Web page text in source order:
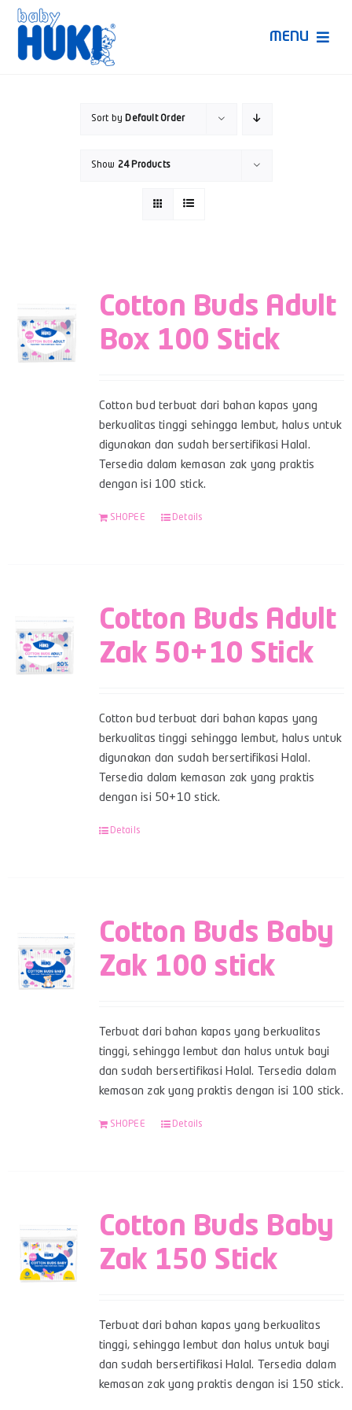
Skip
content
MENU
Sort by Default Order
Show 24 Products
Cotton Buds Adult
Box 100 Stick
Cotton bud terbuat dari bahan kapas yang
berkualitas tinggi sehingga lembut, halus untuk
digunakan dan sudah bersertifikasi Halal.
Tersedia dalam kemasan zak yang praktis
dengan isi 100 stick.
SHOPEE Details
Cotton Buds Adult
Zak 50+10 Stick
Cotton bud terbuat dari bahan kapas yang
berkualitas tinggi sehingga lembut, halus untuk
digunakan dan sudah bersertifikasi Halal.
Tersedia dalam kemasan zak yang praktis
dengan isi 50+10 stick.
Details
Cotton Buds Baby
Zak 100 stick
Terbuat dari bahan kapas yang berkualitas
tinggi, sehingga lembut dan halus untuk bayi
dan sudah bersertifikasi Halal. Tersedia dalam
kemasan zak yang praktis dengan isi 100 stick.
SHOPEE Details
Cotton Buds Baby
Zak 150 Stick
Terbuat dari bahan kapas yang berkualitas
tinggi, sehingga lembut dan halus untuk bayi
dan sudah bersertifikasi Halal. Tersedia dalam
kemasan zak yang praktis dengan isi 150 stick.